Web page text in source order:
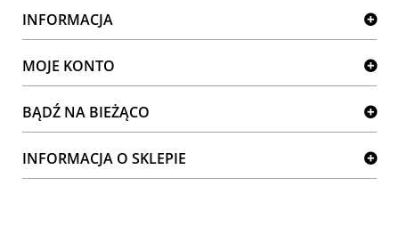
INFORMACJA
MOJE KONTO
BĄDŹ NA BIEŻĄCO
INFORMACJA O SKLEPIE